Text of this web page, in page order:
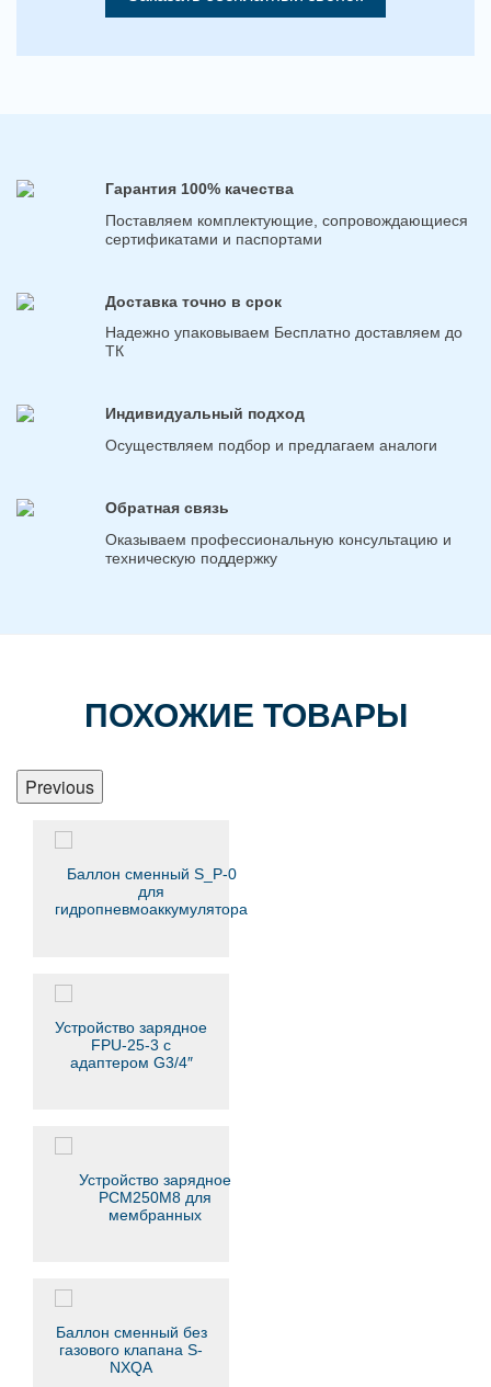
Гарантия 100% качества
Поставляем комплектующие, сопровождающиеся
сертификатами и паспортами
Доставка точно в срок
Надежно упаковываем Бесплатно доставляем до
ТК
Индивидуальный подход
Осуществляем подбор и предлагаем аналоги
Обратная связь
Оказываем профессиональную консультацию и
техническую поддержку
ПОХОЖИЕ ТОВАРЫ
Previous
Баллон сменный S_P-0
для
гидропневмоаккумулятора
Устройство зарядное
FPU-25-3 с
адаптером G3/4″
Устройство зарядное
PCM250M8 для
мембранных
Баллон сменный без
газового клапана S-
NXQA